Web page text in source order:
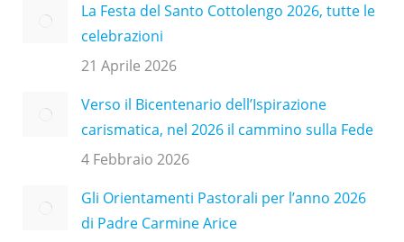
La Festa del Santo Cottolengo 2026, tutte le
celebrazioni
21 Aprile 2026
Verso il Bicentenario dell’Ispirazione
carismatica, nel 2026 il cammino sulla Fede
4 Febbraio 2026
Gli Orientamenti Pastorali per l’anno 2026
di Padre Carmine Arice